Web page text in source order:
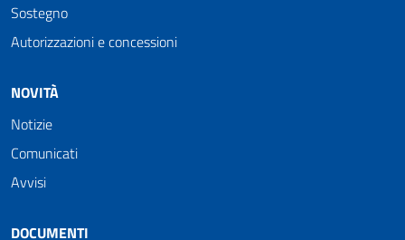
Sostegno
Autorizzazioni e concessioni
NOVITÀ
Notizie
Comunicati
Avvisi
DOCUMENTI